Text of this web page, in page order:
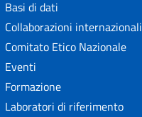
Basi di dati
Collaborazioni internazionali
Comitato Etico Nazionale
Eventi
Formazione
Laboratori di riferimento